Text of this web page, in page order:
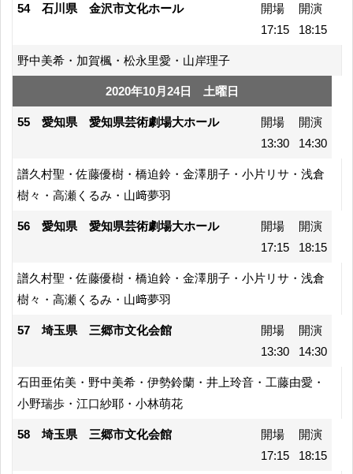
54 石川県 金沢市文化ホール
開場
17:15
開演
18:15
野中美希・加賀楓・松永里愛・山岸理子
2020年10月24日 土曜日
55 愛知県 愛知県芸術劇場大ホール
開場
13:30
開演
14:30
譜久村聖・佐藤優樹・橋迫鈴・金澤朋子・小片リサ・浅倉
樹々・高瀬くるみ・山﨑夢羽
56 愛知県 愛知県芸術劇場大ホール
開場
17:15
開演
18:15
譜久村聖・佐藤優樹・橋迫鈴・金澤朋子・小片リサ・浅倉
樹々・高瀬くるみ・山﨑夢羽
57 埼玉県 三郷市文化会館
開場
13:30
開演
14:30
石田亜佑美・野中美希・伊勢鈴蘭・井上玲音・工藤由愛・
小野瑞歩・江口紗耶・小林萌花
58 埼玉県 三郷市文化会館
開場
17:15
開演
18:15